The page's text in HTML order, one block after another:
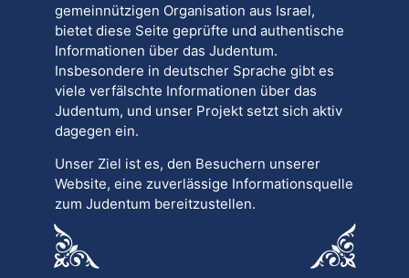
gemeinnützigen Organisation aus Israel,
bietet diese Seite geprüfte und authentische
Informationen über das Judentum.
Insbesondere in deutscher Sprache gibt es
viele verfälschte Informationen über das
Judentum, und unser Projekt setzt sich aktiv
dagegen ein.
Unser Ziel ist es, den Besuchern unserer
Website, eine zuverlässige Informationsquelle
zum Judentum bereitzustellen.